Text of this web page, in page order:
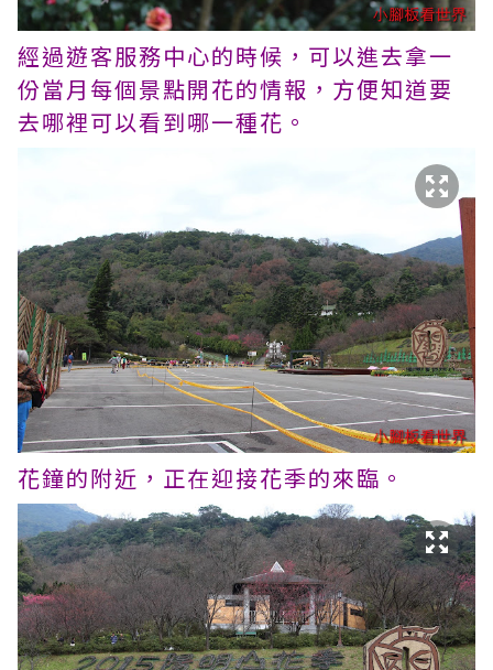
經過遊客服務中心的時候，可以進去拿一
份當月每個景點開花的情報，方便知道要
去哪裡可以看到哪一種花。
花鐘的附近，正在迎接花季的來臨。